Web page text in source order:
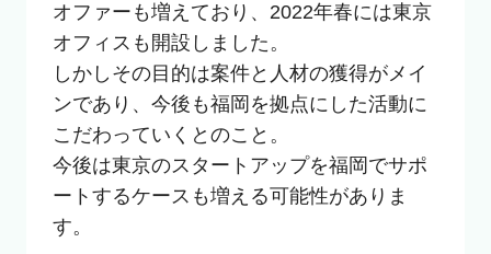
オファーも増えており、2022年春には東京
オフィスも開設しました。
しかしその目的は案件と人材の獲得がメイ
ンであり、今後も福岡を拠点にした活動に
こだわっていくとのこと。
今後は東京のスタートアップを福岡でサポ
ートするケースも増える可能性がありま
す。